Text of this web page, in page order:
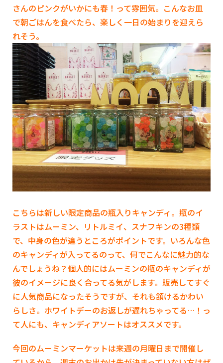
さんのピンクがいかにも春！って雰囲気。こんなお皿
で朝ごはんを食べたら、楽しく一日の始まりを迎えら
れそう。
こちらは新しい限定商品の瓶入りキャンディ。瓶のイ
ラストはムーミン、リトルミイ、スナフキンの3種類
で、中身の色が違うところがポイントです。いろんな色
のキャンディが入ってるのって、何でこんなに魅力的な
んでしょうね？個人的にはムーミンの瓶のキャンディが
彼のイメージに良く合ってる気がします。販売してすぐ
に人気商品になったそうですが、それも頷けるかわい
らしさ。ホワイトデーのお返しが遅れちゃってる…！っ
て人にも、キャンディアソートはオススメです。
今回のムーミンマーケットは来週の月曜日まで開催し